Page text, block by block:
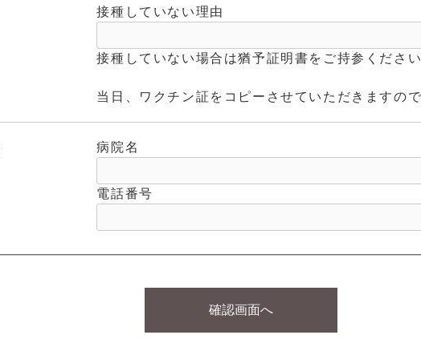
接種していない理由
接種していない場合は猶予証明書をご持参くださ
当日、ワクチン証をコピーさせていただきますの
病院名
電話番号
確認画面へ